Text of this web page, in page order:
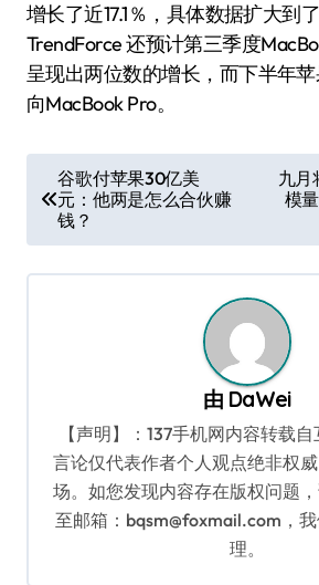
增长了近17.1％，具体数据扩大到了
TrendForce 还预计第三季度
呈现出两位数的增长，而下半年
向MacBook Pro。
章
导
航
谷歌付苹果30亿美
元：他两是怎么合伙赚
钱？
九月
模
由 DaWei
【声明】：137手机网内容转载
言论仅代表作者个人观点绝非权
场。如您发现内容存在版权问题
至邮箱：bqsm@foxmail.com，
理。